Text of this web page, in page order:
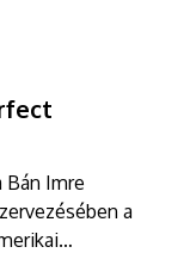
Bán Imre
a